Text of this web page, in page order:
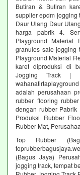
Butiran & Butiran
supplier epdm jogging
Daur Ulang Daur
harga pabrik 4.
Playground Material
granules sale jogging
Playground Material
karet diproduksi di
Jogging Track |
adalah perusahaan
rubber flooring
dengan rubber Pabrik
Produksi Rubber
Rubber Mat,
Top Rubber
(Bagus Jaya)
jogging track, tempat